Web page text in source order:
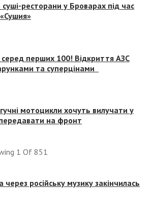
ресторани у Броварах під час
серед перших 100! Відкриття АЗС
та суперцінами
мотоцикли хочуть вилучати у
на фронт
1 Of 851
через російську музику закінчилась